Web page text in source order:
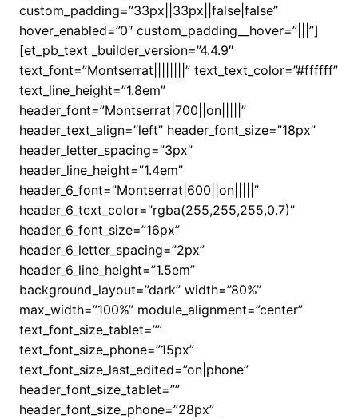
custom_padding=”33px||33px||false|false”
hover_enabled=”0″ custom_padding__hover=”|||”]
[et_pb_text _builder_version=”4.4.9″
text_font=”Montserrat||||||||” text_text_color=”#ffffff”
text_line_height=”1.8em”
header_font=”Montserrat|700||on|||||”
header_text_align=”left” header_font_size=”18px”
header_letter_spacing=”3px”
header_line_height=”1.4em”
header_6_font=”Montserrat|600||on|||||”
header_6_text_color=”rgba(255,255,255,0.7)”
header_6_font_size=”16px”
header_6_letter_spacing=”2px”
header_6_line_height=”1.5em”
background_layout=”dark” width=”80%”
max_width=”100%” module_alignment=”center”
text_font_size_tablet=””
text_font_size_phone=”15px”
text_font_size_last_edited=”on|phone”
header_font_size_tablet=””
header_font_size_phone=”28px”